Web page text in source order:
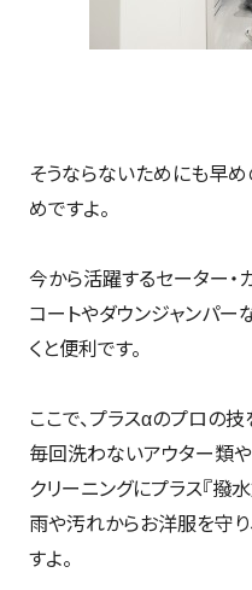
そうならないためにも早
めですよ。
今から活躍するセーター・
コートやダウンジャンパー
くと便利です。
ここで、プラスαのプロの技
毎回洗わないアウター類や
クリーニングにプラス『撥
雨や汚れからお洋服を守
すよ。